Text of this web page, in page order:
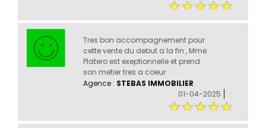
Tres bon accompagnement pour
cette vente du debut a la fin , Mme
Platero est exeptionnelle et prend
son metier tres a coeur
Agence : STEBAS IMMOBILIER
01-04-2025